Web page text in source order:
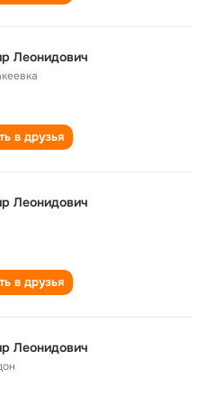
Леонидович
в друзья
Леонидович
в друзья
Леонидович